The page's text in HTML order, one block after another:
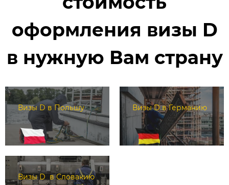
оформления визы D
в нужную Вам страну
Визы D в Польшу Визы D в Германию
Визы D в Словакию